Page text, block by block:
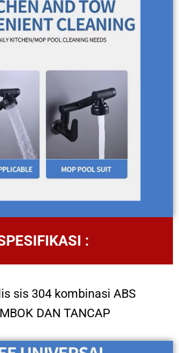
:
sis 304 kombinasi ABS
DAN TANCAP